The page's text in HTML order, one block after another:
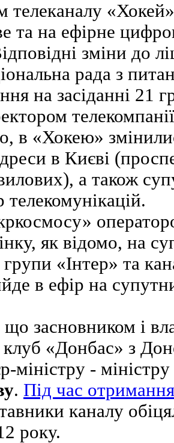
телеканалу
та на ефірне
зміни до
рада з
на засіданні 21
в «Хокею»
в Києві
а також
телекомунікацій.
як відомо, на
групи «Інтер» та
в ефір на
засновником і
«Донбас» з
міністру -
. Під час отримання
каналу
року.